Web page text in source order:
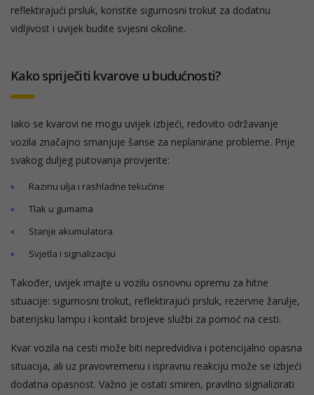
reflektirajući prsluk, koristite sigurnosni trokut za dodatnu
vidljivost i uvijek budite svjesni okoline.
Kako spriječiti kvarove u budućnosti?
Iako se kvarovi ne mogu uvijek izbjeći, redovito održavanje
vozila značajno smanjuje šanse za neplanirane probleme. Prije
svakog duljeg putovanja provjerite:
Razinu ulja i rashladne tekućine
Tlak u gumama
Stanje akumulatora
Svjetla i signalizaciju
Također, uvijek imajte u vozilu osnovnu opremu za hitne
situacije: sigurnosni trokut, reflektirajući prsluk, rezervne žarulje,
baterijsku lampu i kontakt brojeve službi za pomoć na cesti.
Kvar vozila na cesti može biti nepredvidiva i potencijalno opasna
situacija, ali uz pravovremenu i ispravnu reakciju može se izbjeći
dodatna opasnost. Važno je ostati smiren, pravilno signalizirati